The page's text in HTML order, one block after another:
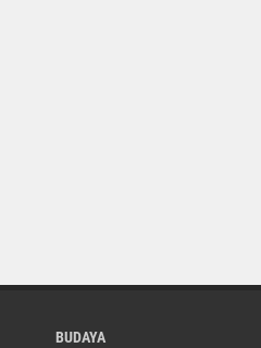
BUDAYA